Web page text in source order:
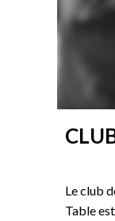
Le club
Table